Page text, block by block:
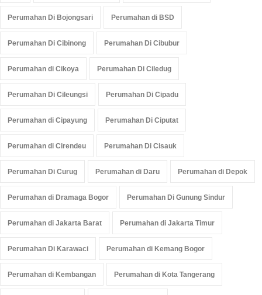
Perumahan Di Bojongsari Perumahan di BSD
Perumahan Di Cibinong Perumahan Di Cibubur
Perumahan di Cikoya Perumahan Di Ciledug
Perumahan Di Cileungsi Perumahan Di Cipadu
Perumahan di Cipayung Perumahan Di Ciputat
Perumahan di Cirendeu Perumahan Di Cisauk
Perumahan Di Curug Perumahan di Daru Perumahan di Depok
Perumahan di Dramaga Bogor Perumahan Di Gunung Sindur
Perumahan di Jakarta Barat Perumahan di Jakarta Timur
Perumahan Di Karawaci Perumahan di Kemang Bogor
Perumahan di Kembangan Perumahan di Kota Tangerang